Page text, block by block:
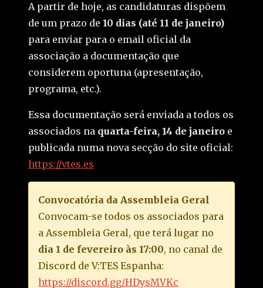
A partir de hoje, as candidaturas dispõem
de um prazo de 10 dias (até 11 de janeiro)
para enviar para o email oficial da
associação a documentação que
considerem oportuna (apresentação,
programa, etc.).
Essa documentação será enviada a todos os
associados na quarta-feira, 14 de janeiro e
publicada numa nova secção do site oficial:
https://vtes.es
Convocatória da Assembleia Geral
Convocam-se todos os associados para
a Assembleia Geral, que terá lugar no
dia 1 de fevereiro às 17:00, no canal de
Discord de V:TES Espanha:
https://discord.gg/HDysMVKc